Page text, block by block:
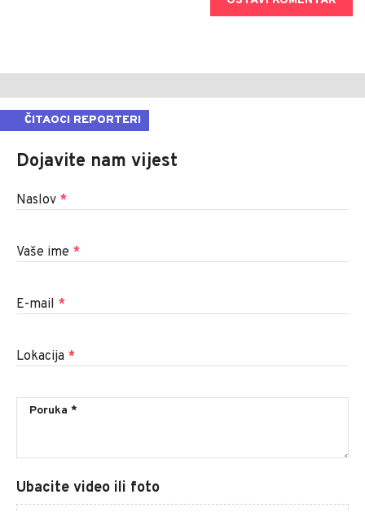
ČITAOCI REPORTERI
Dojavite nam vijest
Naslov *
Vaše ime *
E-mail *
Lokacija *
Ubacite video ili foto